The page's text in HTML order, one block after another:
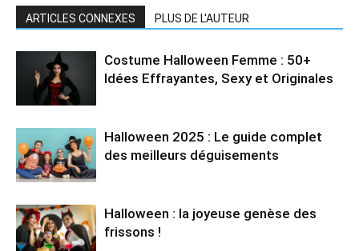
ARTICLES CONNEXES PLUS DE L'AUTEUR
Costume Halloween Femme : 50+
Idées Effrayantes, Sexy et Originales
Halloween 2025 : Le guide complet
des meilleurs déguisements
Halloween : la joyeuse genèse des
frissons !